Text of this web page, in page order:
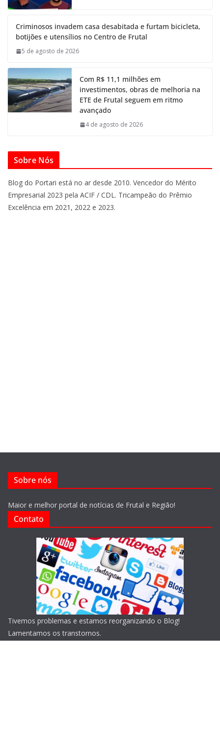
Criminosos invadem casa desabitada e furtam bicicleta,
botijões e utensílios no Centro de Frutal
5 de agosto de 2026
Com R$ 11,1 milhões em
investimentos, obras de melhoria na
ETE de Frutal seguem em ritmo
avançado
4 de agosto de 2026
Sobre Nós
Blog do Portari está no ar desde 2010. Vencedor do Mérito
Empresarial 2023 pela ACIF / CDL. Tricampeão do Prêmio
Excelência em 2021, 2022 e 2023.
Sobre nós
Maior e melhor portal de notícias de Frutal e Região!
Contato
Tivemos problemas e estamos reorganizando o Blog!
Lamentamos os transtornos.